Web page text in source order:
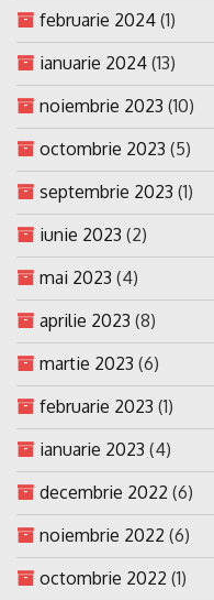
februarie 2024 (1)
ianuarie 2024 (13)
noiembrie 2023 (10)
octombrie 2023 (5)
septembrie 2023 (1)
iunie 2023 (2)
mai 2023 (4)
aprilie 2023 (8)
martie 2023 (6)
februarie 2023 (1)
ianuarie 2023 (4)
decembrie 2022 (6)
noiembrie 2022 (6)
octombrie 2022 (1)